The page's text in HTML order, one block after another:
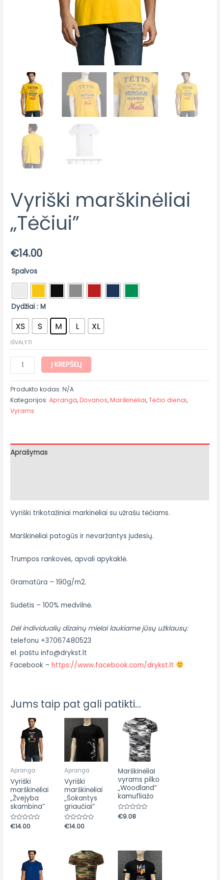
Vyriški marškinėliai
„Tėčiui”
€14.00
Spalvos
Dydžiai : M
XS S M L XL
IŠVALYTI
Į KREPŠELĮ
Produkto kodas:N/A
Kategorijos:Apranga,Dovanos,Marškinėliai,Tėčio dienai,
Vyrams
Aprašymas
Vyriški trikotažiniai markinėliai su užrašu tėčiams.
Marškinėliai patogūs ir nevaržantys judesių.
Trumpos rankovės, apvali apykaklė.
Gramatūra – 190g/m2.
Sudėtis – 100% medvilnė.
Dėl individualių dizainų mielai laukiame jūsų užklausų:
telefonu +37067480523
el. paštu info@drykst.lt
Facebook –https://www.facebook.com/drykst.lt
Jums taip pat gali patikti…
Apranga
Vyriški
marškinėliai
„Žvejyba
skambina”
Įvertinimas:
€14.00
Apranga
Vyriški
marškinėliai
„Šokantys
griaučiai”
Įvertinimas:
€14.00
Marškinėliai
vyrams pilko
„Woodland“
kamufliažo
Įvertinimas:
0
€9.08